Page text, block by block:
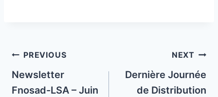
Post
navigation
PREVIOUS
Newsletter
Fnosad-LSA – Juin
NEXT
Dernière Journée
de Distribution